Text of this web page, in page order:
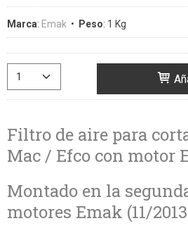
Marca: Emak • Peso: 1 Kg
Filtro de aire para
Mac / Efco con motor
Montado en la
motores Emak (11/